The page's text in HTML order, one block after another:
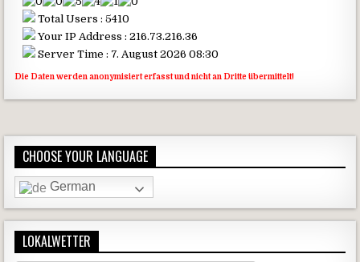
Total Users : 5410
Your IP Address : 216.73.216.36
Server Time : 7. August 2026 08:30
Die Daten werden anonymisiert erfasst und nicht an Dritte übermittelt!
CHOOSE YOUR LANGUAGE
German
LOKALWETTER